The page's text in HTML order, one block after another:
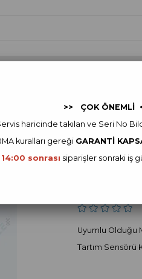
DJI Agras T50 Yedek Parça
DJI
Uyumlu Olduğu
Tartım Sensörü
>> ÇOK ÖNEMLİ
haricinde takılan ve Seri No
kuralları gereği GARANTİ
sonrası siparişler sonraki iş